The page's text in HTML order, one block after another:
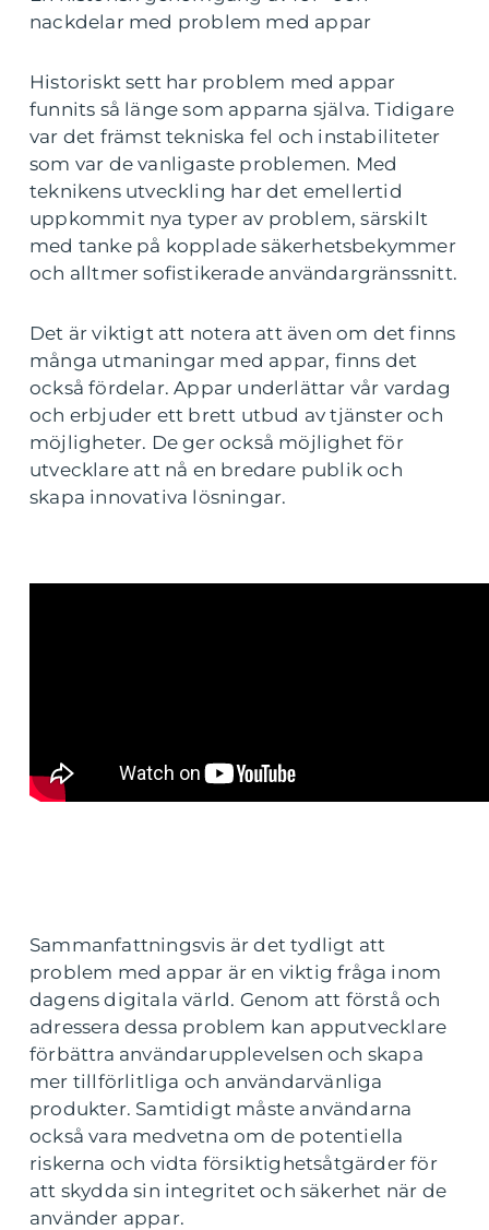
nackdelar med problem med appar
Historiskt sett har problem med appar
funnits så länge som apparna själva. Tidigare
var det främst tekniska fel och instabiliteter
som var de vanligaste problemen. Med
teknikens utveckling har det emellertid
uppkommit nya typer av problem, särskilt
med tanke på kopplade säkerhetsbekymmer
och alltmer sofistikerade användargränssnitt.
Det är viktigt att notera att även om det finns
många utmaningar med appar, finns det
också fördelar. Appar underlättar vår vardag
och erbjuder ett brett utbud av tjänster och
möjligheter. De ger också möjlighet för
utvecklare att nå en bredare publik och
skapa innovativa lösningar.
Sammanfattningsvis är det tydligt att
problem med appar är en viktig fråga inom
dagens digitala värld. Genom att förstå och
adressera dessa problem kan apputvecklare
förbättra användarupplevelsen och skapa
mer tillförlitliga och användarvänliga
produkter. Samtidigt måste användarna
också vara medvetna om de potentiella
riskerna och vidta försiktighetsåtgärder för
att skydda sin integritet och säkerhet när de
använder appar.